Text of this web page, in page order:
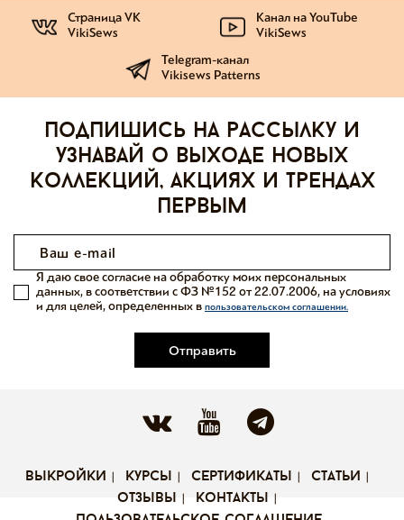
Страница VK
VikiSews
Канал на YouTube
VikiSews
Telegram-канал
Vikisews Patterns
Подпишись на рассылку и
узнавай о выходе новых
коллекций, акциях и трендах
первым
Отправить
Я даю свое согласие на обработку моих персональных
данных, в соответствии с ФЗ №152 от 22.07.2006, на условиях
и для целей, определенных в пользовательском соглашении.
выкройки курсы сертификаты
статьи
отзывы
контакты